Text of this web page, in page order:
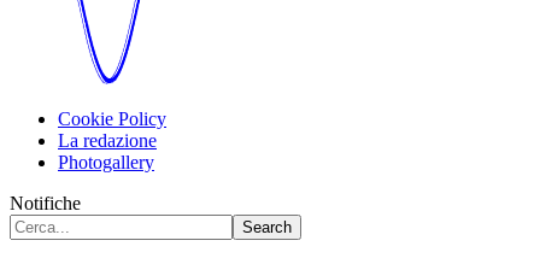
Cookie Policy
La redazione
Photogallery
Notifiche